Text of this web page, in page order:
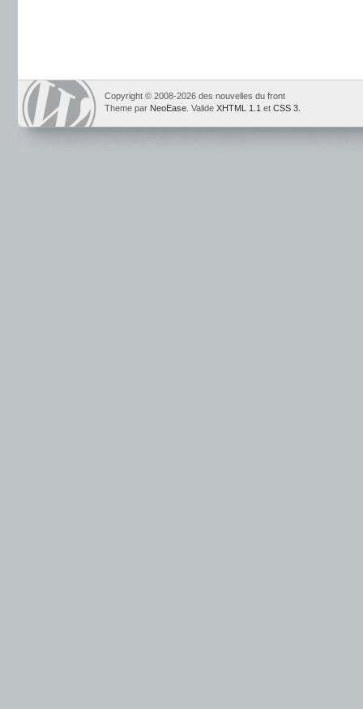
Copyright © 2008-2026 des nouvelles du front
Theme par NeoEase . Valide XHTML 1.1 et CSS 3